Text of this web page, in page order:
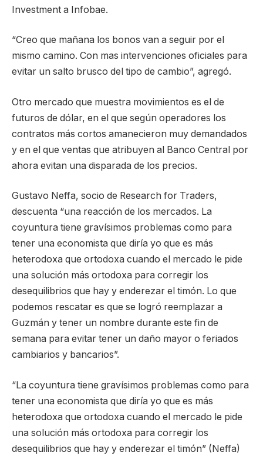
Investment a Infobae.
“Creo que mañana los bonos van a seguir por el
mismo camino. Con mas intervenciones oficiales para
evitar un salto brusco del tipo de cambio”, agregó.
Otro mercado que muestra movimientos es el de
futuros de dólar, en el que según operadores los
contratos más cortos amanecieron muy demandados
y en el que ventas que atribuyen al Banco Central por
ahora evitan una disparada de los precios.
Gustavo Neffa, socio de Research for Traders,
descuenta “una reacción de los mercados. La
coyuntura tiene gravísimos problemas como para
tener una economista que diría yo que es más
heterodoxa que ortodoxa cuando el mercado le pide
una solución más ortodoxa para corregir los
desequilibrios que hay y enderezar el timón. Lo que
podemos rescatar es que se logró reemplazar a
Guzmán y tener un nombre durante este fin de
semana para evitar tener un daño mayor o feriados
cambiarios y bancarios”.
“La coyuntura tiene gravísimos problemas como para
tener una economista que diría yo que es más
heterodoxa que ortodoxa cuando el mercado le pide
una solución más ortodoxa para corregir los
desequilibrios que hay y enderezar el timón” (Neffa)